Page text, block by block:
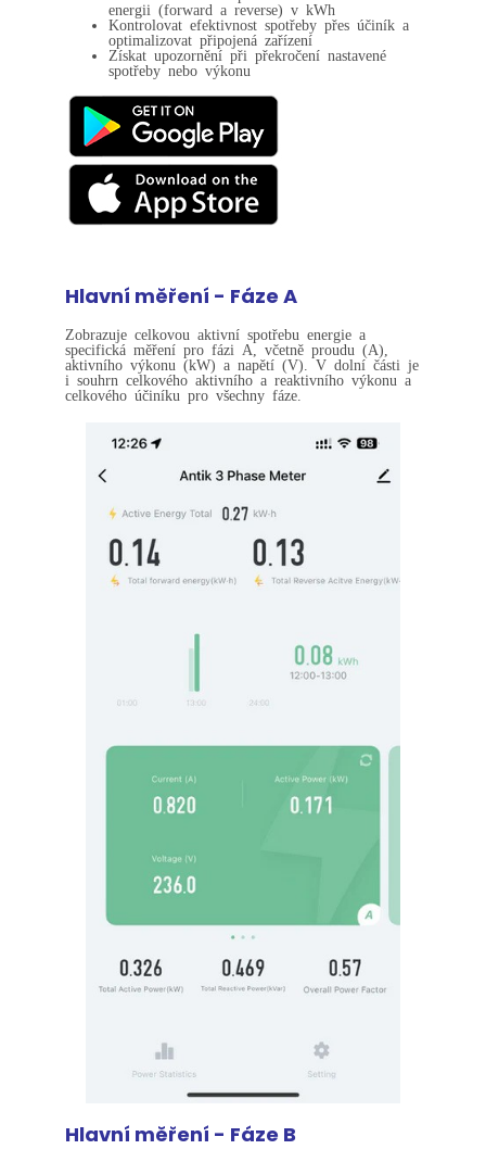
energii (forward a reverse) v kWh
Kontrolovat efektivnost spotřeby přes účiník a
optimalizovat připojená zařízení
Získat upozornění při překročení nastavené
spotřeby nebo výkonu
Hlavní měření - Fáze A
Zobrazuje celkovou aktivní spotřebu energie a
specifická měření pro fázi A, včetně proudu (A),
aktivního výkonu (kW) a napětí (V). V dolní části je
i souhrn celkového aktivního a reaktivního výkonu a
celkového účiníku pro všechny fáze.
Hlavní měření - Fáze B